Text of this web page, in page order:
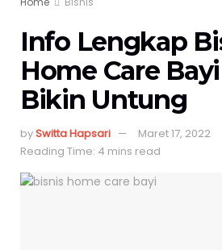
Info Lengkap
Home Care
Bikin Untung
bySwitta Hapsari
Maret 17, 2022
Reading Time: 4 mins read